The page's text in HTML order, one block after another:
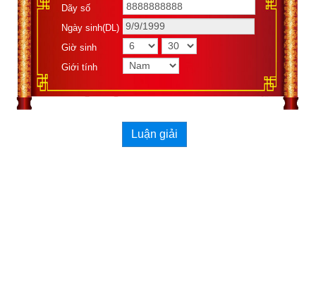
Dãy số
Ngày sinh(DL)
Giờ sinh
Giới tính
Luận giải